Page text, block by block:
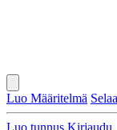
Luo Määritelmä Selaa
Luo tunnus Kirjaudu